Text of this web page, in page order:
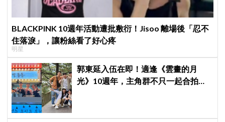
BLACKPINK 10週年活動遭批敷衍！Jisoo 離場後「忍不
住落淚」，讓粉絲看了好心疼
明星
郭東延入伍在即！適逢《雲畫的月
光》10週年，主角群不只一起合拍畫